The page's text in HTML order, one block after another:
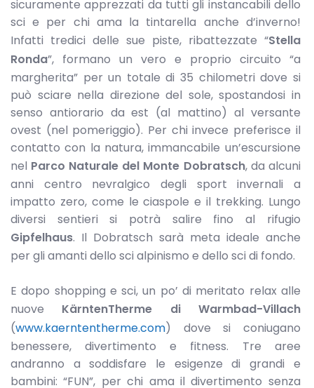
sicuramente apprezzati da tutti gli instancabili dello
sci e per chi ama la tintarella anche d’inverno!
Infatti tredici delle sue piste, ribattezzate “Stella
Ronda”, formano un vero e proprio circuito “a
margherita” per un totale di 35 chilometri dove si
può sciare nella direzione del sole, spostandosi in
senso antiorario da est (al mattino) al versante
ovest (nel pomeriggio). Per chi invece preferisce il
contatto con la natura, immancabile un’escursione
nel Parco Naturale del Monte Dobratsch, da alcuni
anni centro nevralgico degli sport invernali a
impatto zero, come le ciaspole e il trekking. Lungo
diversi sentieri si potrà salire fino al rifugio
Gipfelhaus. Il Dobratsch sarà meta ideale anche
per gli amanti dello sci alpinismo e dello sci di fondo.
E dopo shopping e sci, un po’ di meritato relax alle
nuove KärntenTherme di Warmbad-Villach
(www.kaerntentherme.com) dove si coniugano
benessere, divertimento e fitness. Tre aree
andranno a soddisfare le esigenze di grandi e
bambini: “FUN”, per chi ama il divertimento senza